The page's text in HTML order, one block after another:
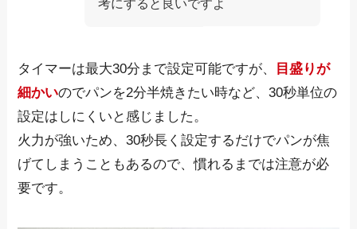
考にすると良いですよ
タイマーは最大30分まで設定可能ですが、
目盛りが
細かいのでパンを2分半焼きたい時など、30秒単位の
設定はしにくいと感じました 。
火力が強いため、30秒長く設定するだけでパンが焦
げてしまうこともあるので、慣れるまでは注意が必
要です。